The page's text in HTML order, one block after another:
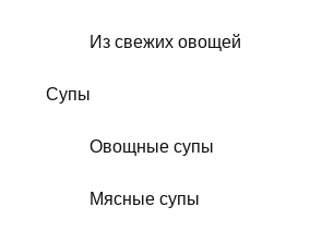
Из свежих овощей
Супы
Овощные супы
Мясные супы